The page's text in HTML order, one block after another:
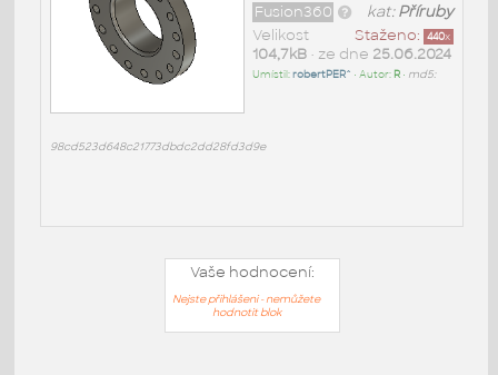
kat:Příruby
Fusion360
Staženo: 440x
Velikost
104,7kB• ze dne 25.06.2024
Umístil:robertPER^ • Autor: R• md5:
98cd523d648c21773dbdc2dd28fd3d9e
Vaše hodnocení:
Nejste přihlášeni - nemůžete
hodnotit blok